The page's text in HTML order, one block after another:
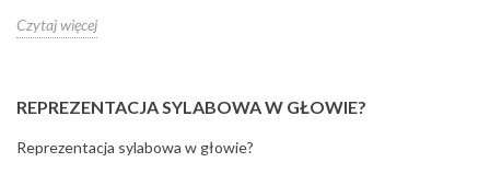
Czytaj więcej
REPREZENTACJA SYLABOWA W GŁOWIE?
Reprezentacja sylabowa w głowie?